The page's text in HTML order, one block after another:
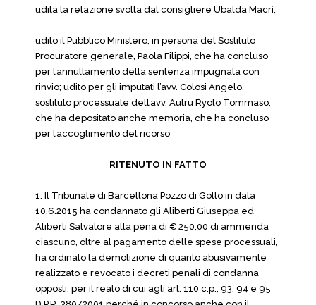
udita la relazione svolta dal consigliere Ubalda Macrì;
udito il Pubblico Ministero, in persona del Sostituto
Procuratore generale, Paola Filippi, che ha concluso
per l’annullamento della sentenza impugnata con
rinvio; udito per gli imputati l’avv. Colosi Angelo,
sostituto processuale dell’avv. Autru Ryolo Tommaso,
che ha depositato anche memoria, che ha concluso
per l’accoglimento del ricorso
RITENUTO IN FATTO
1. Il Tribunale di Barcellona Pozzo di Gotto in data
10.6.2015 ha condannato gli Aliberti Giuseppa ed
Aliberti Salvatore alla pena di € 250,00 di ammenda
ciascuno, oltre al pagamento delle spese processuali,
ha ordinato la demolizione di quanto abusivamente
realizzato e revocato i decreti penali di condanna
opposti, per il reato di cui agli art. 110 c.p., 93, 94 e 95